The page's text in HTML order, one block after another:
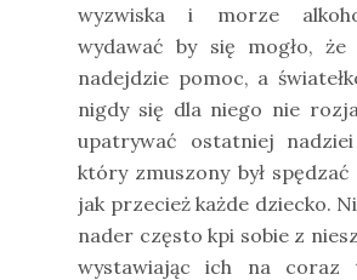
wyzwiska i morze
wydawać by się mogło, że
nadejdzie pomoc, a
nigdy się dla niego nie
upatrywać ostatniej
który zmuszony był
jak przecież każde dziecko.
nader często kpi sobie z
wystawiając ich na coraz